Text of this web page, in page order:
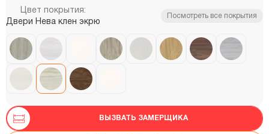
Цвет покрытия:
Двери Нева клен экрю
Посмотреть все покрытия
ВЫЗВАТЬ ЗАМЕРЩИКА